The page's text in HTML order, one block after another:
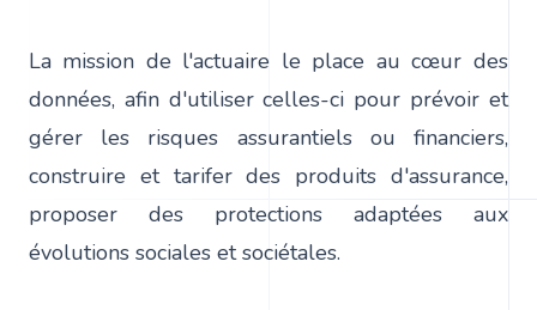
La mission de l'actuaire le place au cœur des
données, afin d'utiliser celles-ci pour prévoir et
gérer les risques assurantiels ou financiers,
construire et tarifer des produits d'assurance,
proposer des protections adaptées aux
évolutions sociales et sociétales.